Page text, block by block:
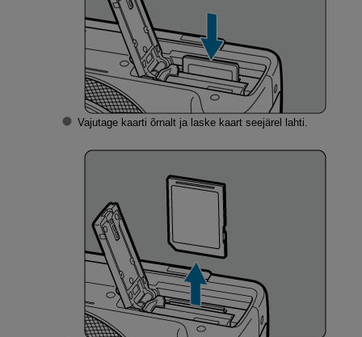
Vajutage kaarti õrnalt ja laske kaart seejärel lahti.